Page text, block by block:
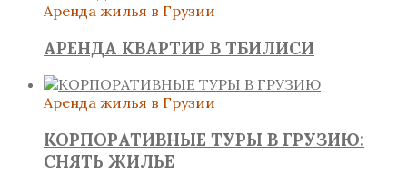
Аренда жилья в Грузии
АРЕНДА КВАРТИР В ТБИЛИСИ
Аренда жилья в Грузии
КОРПОРАТИВНЫЕ ТУРЫ В ГРУЗИЮ:
СНЯТЬ ЖИЛЬЕ